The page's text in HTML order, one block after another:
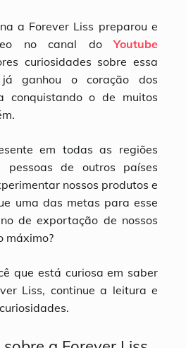
a Forever Liss preparou e
no canal doYoutube
curiosidades sobre essa
ganhou o coração dos
conquistando o de muitos
em todas as regiões
pessoas de outros países
nossos produtos e
uma das metas para esse
de exportação de nossos
máximo?
que está curiosa em saber
Liss, continue a leitura e